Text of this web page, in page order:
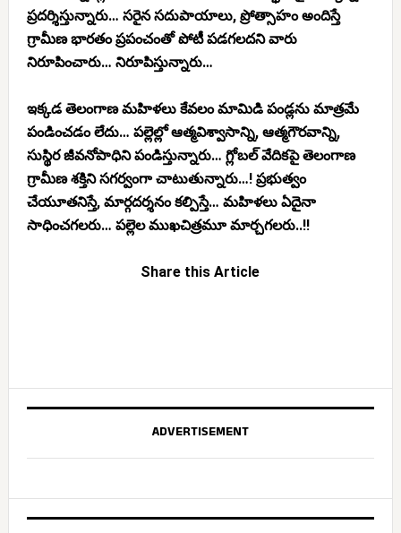
ప్రదర్శిస్తున్నారు… సరైన సదుపాయాలు, ప్రోత్సాహం అందిస్తే
గ్రామీణ భారతం ప్రపంచంతో పోటీ పడగలదని వారు
నిరూపించారు… నిరూపిస్తున్నారు…
ఇక్కడ తెలంగాణ మహిళలు కేవలం మామిడి పండ్లను మాత్రమే
పండించడం లేదు… పల్లెల్లో ఆత్మవిశ్వాసాన్ని, ఆత్మగౌరవాన్ని,
సుస్థిర జీవనోపాధిని పండిస్తున్నారు… గ్లోబల్ వేదికపై తెలంగాణ
గ్రామీణ శక్తిని సగర్వంగా చాటుతున్నారు…! ప్రభుత్వం
చేయూతనిస్తే, మార్గదర్శనం కల్పిస్తే… మహిళలు ఏదైనా
సాధించగలరు… పల్లెల ముఖచిత్రమూ మార్చగలరు..!!
Share this Article
ADVERTISEMENT